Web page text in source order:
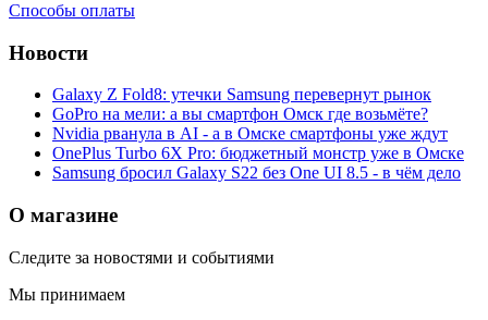
Способы оплаты
Новости
Galaxy Z Fold8: утечки Samsung перевернут рынок
GoPro на мели: а вы смартфон Омск где возьмёте?
Nvidia рванула в AI - а в Омске смартфоны уже ждут
OnePlus Turbo 6X Pro: бюджетный монстр уже в Омске
Samsung бросил Galaxy S22 без One UI 8.5 - в чём дело
О магазине
Следите за новостями и событиями
Мы принимаем